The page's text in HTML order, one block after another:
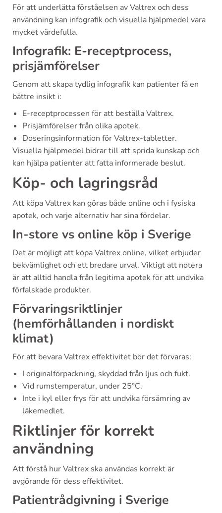
För att underlätta förståelsen av Valtrex och dess
användning kan infografik och visuella hjälpmedel vara
mycket värdefulla.
Infografik: E-receptprocess,
prisjämförelser
Genom att skapa tydlig infografik kan patienter få en
bättre insikt i:
E-receptprocessen för att beställa Valtrex.
Prisjämförelser från olika apotek.
Doseringsinformation för Valtrex-tabletter.
Visuella hjälpmedel bidrar till att sprida kunskap och
kan hjälpa patienter att fatta informerade beslut.
Köp- och lagringsråd
Att köpa Valtrex kan göras både online och i fysiska
apotek, och varje alternativ har sina fördelar.
In-store vs online köp i Sverige
Det är möjligt att köpa Valtrex online, vilket erbjuder
bekvämlighet och ett bredare urval. Viktigt att notera
är att alltid handla från legitima apotek för att undvika
förfalskade produkter.
Förvaringsriktlinjer
(hemförhållanden i nordiskt
klimat)
För att bevara Valtrex effektivitet bör det förvaras:
I originalförpackning, skyddad från ljus och fukt.
Vid rumstemperatur, under 25°C.
Inte i kyl eller frys för att undvika försämring av
läkemedlet.
Riktlinjer för korrekt
användning
Att förstå hur Valtrex ska användas korrekt är
avgörande för dess effektivitet.
Patientrådgivning i Sverige